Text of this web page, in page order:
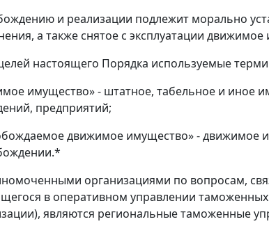
и реализации подлежит морально
а также снятое с эксплуатации
настоящего Порядка используемые
имущество» - штатное, табельное и иное
предприятий;
движимое имущество» - движимое
организациями по вопросам,
в оперативном управлении
являются региональные таможенные